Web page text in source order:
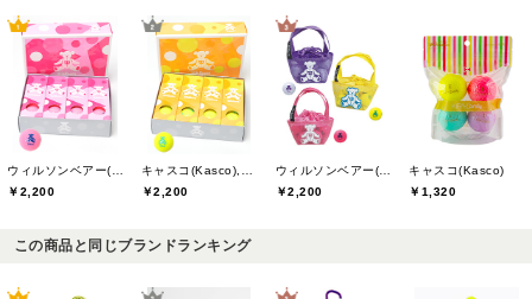
ウィルソンベアー(willson bear)
￥2,200
キャスコ(Kasco),ウィルソンベアー(willson bear)
￥2,200
ウィルソンベアー(willson bear)
￥2,200
キャスコ(Kasco)
￥1,320
この商品と同じブランドランキング